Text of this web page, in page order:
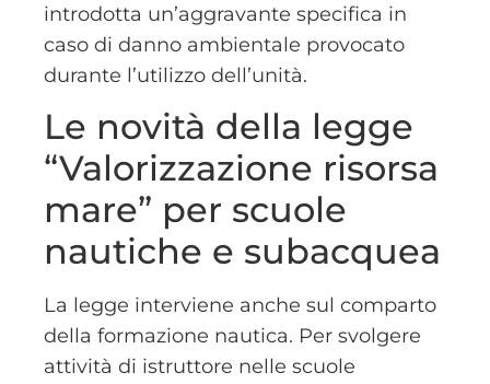
introdotta un’aggravante specifica in
caso di danno ambientale provocato
durante l’utilizzo dell’unità.
Le novità della legge
“Valorizzazione risorsa
mare” per scuole
nautiche e subacquea
La legge interviene anche sul comparto
della formazione nautica. Per svolgere
attività di istruttore nelle scuole